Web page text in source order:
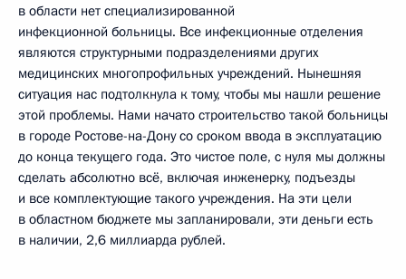
в области нет специализированной
инфекционной больницы. Все инфекционные отделения
являются структурными подразделениями других
медицинских многопрофильных учреждений. Нынешняя
ситуация нас подтолкнула к тому, чтобы мы нашли решение
этой проблемы. Нами начато строительство такой больницы
в городе Ростове-на-Дону со сроком ввода в эксплуатацию
до конца текущего года. Это чистое поле, с нуля мы должны
сделать абсолютно всё, включая инженерку, подъезды
и все комплектующие такого учреждения. На эти цели
в областном бюджете мы запланировали, эти деньги есть
в наличии, 2,6 миллиарда рублей.